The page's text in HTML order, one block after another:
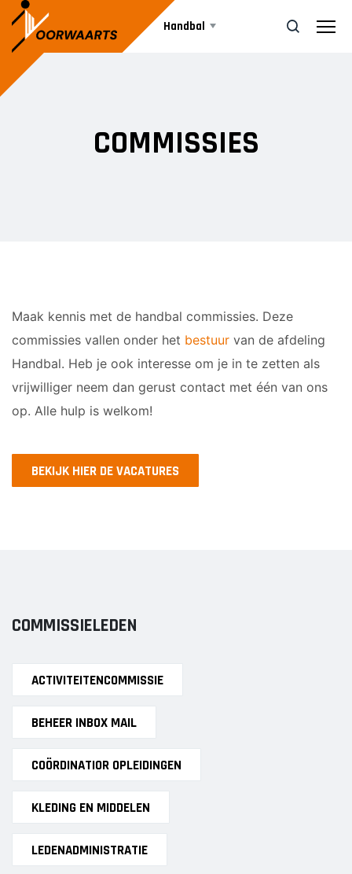
Handbal
DAMES
A2
B1
C1
C2
E1
E2
Dames Midweek 1
Agenda
Sponsor worden
Lid worden
Ledenshop
COMMISSIES
Maak kennis met de handbal commissies. Deze
commissies vallen onder het bestuur van de afdeling
Handbal. Heb je ook interesse om je in te zetten als
vrijwilliger neem dan gerust contact met één van ons
op. Alle hulp is welkom!
BEKIJK HIER DE VACATURES
COMMISSIELEDEN
ACTIVITEITENCOMMISSIE
BEHEER INBOX MAIL
COÖRDINATIOR OPLEIDINGEN
KLEDING EN MIDDELEN
LEDENADMINISTRATIE